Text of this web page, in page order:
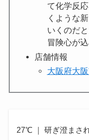
て化学反
くような
いくのだ
冒険心が
店舗情報
大阪府大
27℃ ｜ 研ぎ澄まさ